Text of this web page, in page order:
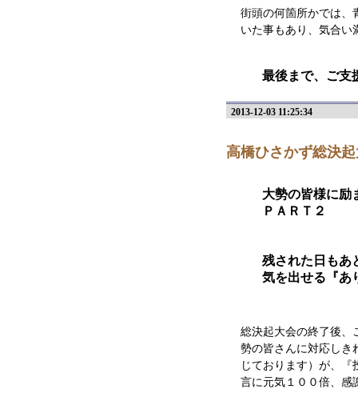
街頭の何箇所かでは、
いた事もあり、気合い
最後まで、ご支
2013-12-03 11:25:34
高橋ひさかず総決
大勢の皆様に励
ＰＡＲＴ２
残された日もあ
気を出せる『あ
総決起大会の終了後、
勢の皆さんに対応しき
じております）が、
言に元気１００倍、感